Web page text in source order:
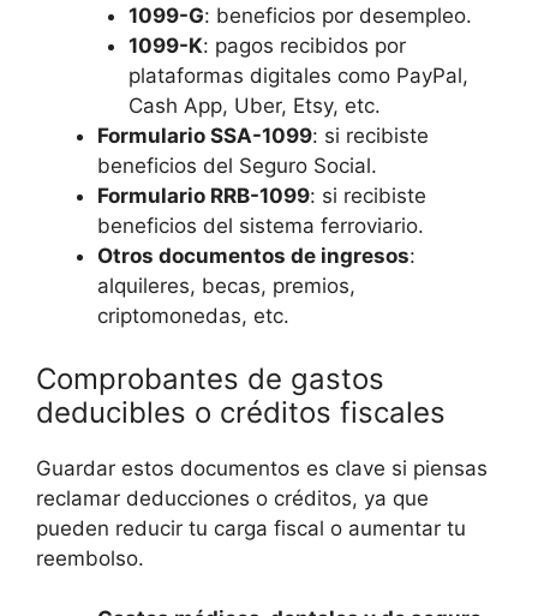
1099-G: beneficios por desempleo.
1099-K: pagos recibidos por
plataformas digitales como PayPal,
Cash App, Uber, Etsy, etc.
Formulario SSA-1099: si recibiste
beneficios del Seguro Social.
Formulario RRB-1099: si recibiste
beneficios del sistema ferroviario.
Otros documentos de ingresos:
alquileres, becas, premios,
criptomonedas, etc.
Comprobantes de gastos
deducibles o créditos fiscales
Guardar estos documentos es clave si piensas
reclamar deducciones o créditos, ya que
pueden reducir tu carga fiscal o aumentar tu
reembolso.